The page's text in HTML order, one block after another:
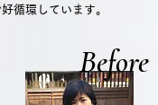
循環しています。
Before